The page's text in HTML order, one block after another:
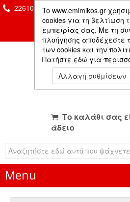
To www.emimikos.gr
cookies για τη βελτίωση
εμπειρίας σας. Με τη
πλοήγησης αποδέχεστε
των cookies και την
Πατήστε εδώ για
Αλλαγή ρυθμίσεων
2261026435 & 2261081666
Μέλους
Το καλάθι σας
άδειο
Menu